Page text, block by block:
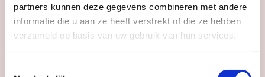
partners kunnen deze gegevens combineren met andere
informatie die u aan ze heeft verstrekt of die ze hebben
verzameld op basis van uw gebruik van hun services.
Datum
zo 6 sep
Tijd
09:30, 11:00, 13:30